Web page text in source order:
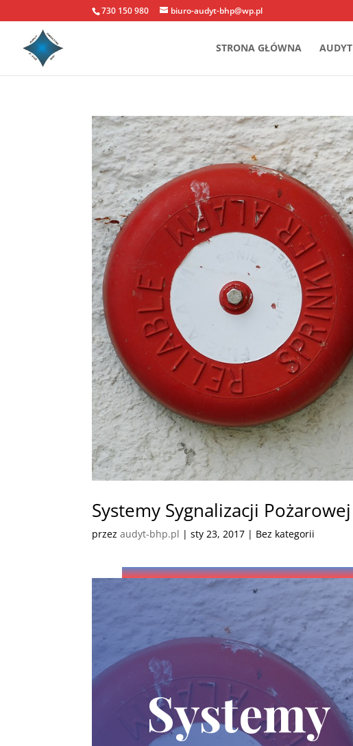
730 150 980 biuro-audyt-bhp@wp.pl
STRONA GŁÓWNA AUDYT
Systemy Sygnalizacji Pożarowej
przezaudyt-bhp.pl |sty 23, 2017 | Bez kategorii
Systemy